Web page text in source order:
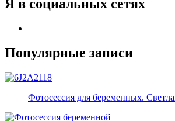
Я в социальных сетях
Популярные записи
Фотосессия для беременных.